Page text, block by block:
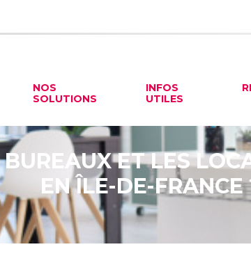
NOS
SOLUTIONS
INFOS
UTILES
BUREAUX ET LES
EN ÎLE-DE-FRANCE